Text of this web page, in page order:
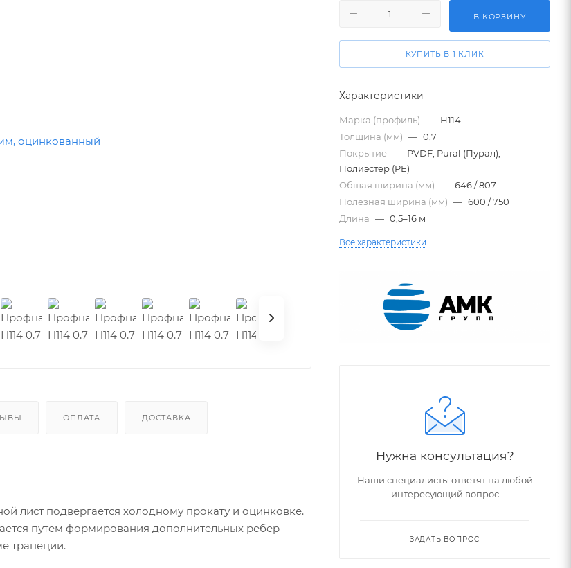
ОПЛАТА ДОСТАВКА
лист подвергается холодному прокату и оцинковке.
путем формирования дополнительных ребер
трапеции.
В КОРЗИНУ
КУПИТЬ В 1 КЛИК
Характеристики
Марка (профиль) — Н114
Толщина (мм) — 0,7
Покрытие — PVDF, Pural (Пурал),
Полиэстер (PE)
Общая ширина (мм) — 646 / 807
Полезная ширина (мм) — 600 / 750
Длина — 0,5–16 м
Все характеристики
Нужна консультация?
Наши специалисты ответят на любой
интересующий вопрос
ЗАДАТЬ ВОПРОС